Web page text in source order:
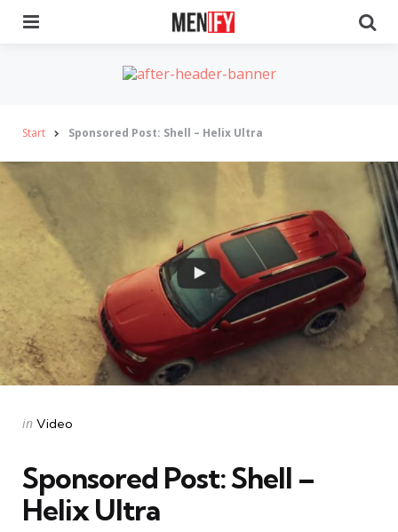
Start Sponsored Post: Shell – Helix Ultra
Categories
Posted
in Video
Sponsored Post: Shell –
Helix Ultra